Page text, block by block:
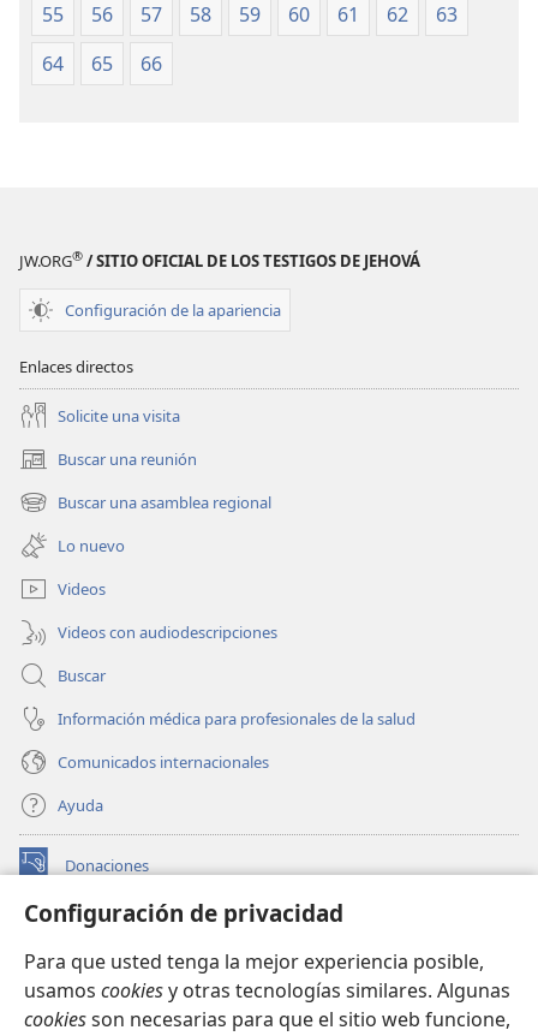
Configuración de privacidad
Para que usted tenga la mejor experiencia posible,
usamos cookiesy otras tecnologías similares. Algunas
cookiesson necesarias para que el sitio web funcione,
55
56 57 58 59 60 61 62
63
64
65 66
JW.ORG® / SITIO OFICIAL DE LOS TESTIGOS DE JEHOVÁ
Configuración de la apariencia
Enlaces directos
Solicite una visita
Buscar una reunión
(abre
una
nueva
ventana)
Buscar una asamblea regional
(abre
una
nueva
ventana)
Lo nuevo
Videos
Videos con audiodescripciones
Buscar
Información médica para profesionales de la salud
Comunicados internacionales
Ayuda
Donaciones
(abre
nueva BIBLIOTECA EN LÍNEA Watchtower™
una
nueva
ventana)
JW Hub
(abre
una